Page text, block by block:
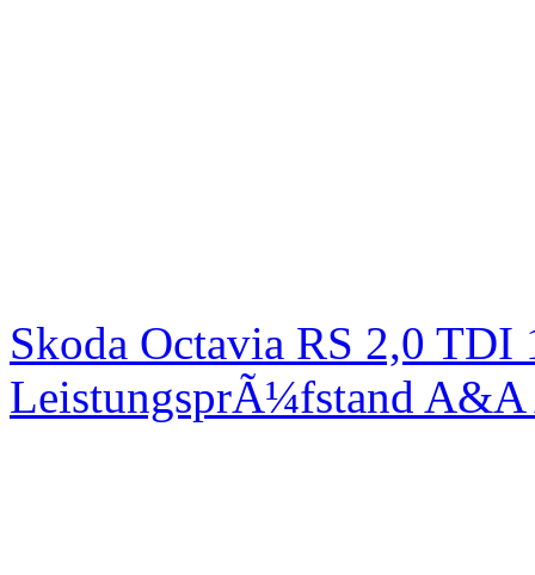
Skoda Octavia RS 2,0
LeistungsprÃ¼fstand